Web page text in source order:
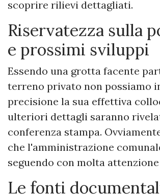
scoprire rilievi dettagliati.
Riservatezza sulla
e prossimi sviluppi
Essendo una grotta facente
terreno privato non possiamo
precisione la sua effettiva
ulteriori dettagli saranno
conferenza stampa.
che l'amministrazione
seguendo con molta
Le fonti